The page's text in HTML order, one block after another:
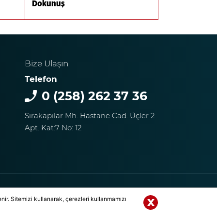
Sitemizi kullanarak, çerezleri kullanmamızı
Dokunuş
Bize Ulaşın
Telefon
0 (258) 262 37 36
Sırakapılar Mh. Hastane Cad. Üçler 2
Apt. Kat:7 No: 12
Saklıdır. | DENİZLİ OBJEKTİF MEDYA GRUBU